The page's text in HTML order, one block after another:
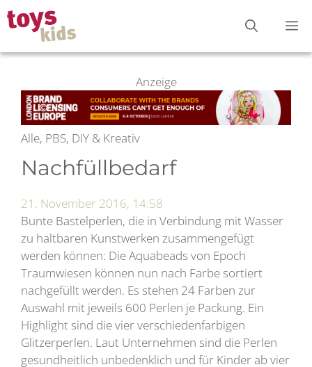
Zum
Inhalt
springen
Anzeige
Alle, PBS, DIY & Kreativ
Nachfüllbedarf
21. November 2016, 14:58
Bunte Bastelperlen, die in Verbindung mit Wasser
zu haltbaren Kunstwerken zusammengefügt
werden können: Die Aquabeads von Epoch
Traumwiesen können nun nach Farbe sortiert
nachgefüllt werden. Es stehen 24 Farben zur
Auswahl mit jeweils 600 Perlen je Packung. Ein
Highlight sind die vier verschiedenfarbigen
Glitzerperlen. Laut Unternehmen sind die Perlen
gesundheitlich unbedenklich und für Kinder ab vier